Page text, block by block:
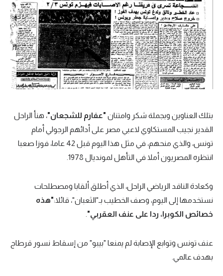
كويز في الجول
فيديو في الجول
بتلك العناوين وبجملة شكر وامتنان "عفارم للشجعان"، هنأ الراحل
القدير نجيب المستكاوي لاعبي مصر على أدائهم الرجولي أمام
تونس، والذي منحهم، في مثل هذا اليوم قبل 42 عاما، فوزا صعبا
انتظره المصريون أملا في التأهل لمونديال 1978.
وكعادة الناقد الرياضي الراحل، الذي أطلق ألقابا ومصطلحات
نستخدمها إلى اليوم، وصف الخطيب بـ"الثعبان"، قائلا:"هذه
خصائص الكوبرا، ردا على عنف العقربي"
عنف تونس وتوابع الإصابة لم يمنعا "بيبو" من إسقاط نسور قرطاج
بهدف عالمي.